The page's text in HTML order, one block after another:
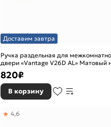
Доставим завтра
Ручка раздельная для
двери «Vantage V26D AL» Матовый
820₽
В корзину
4,6